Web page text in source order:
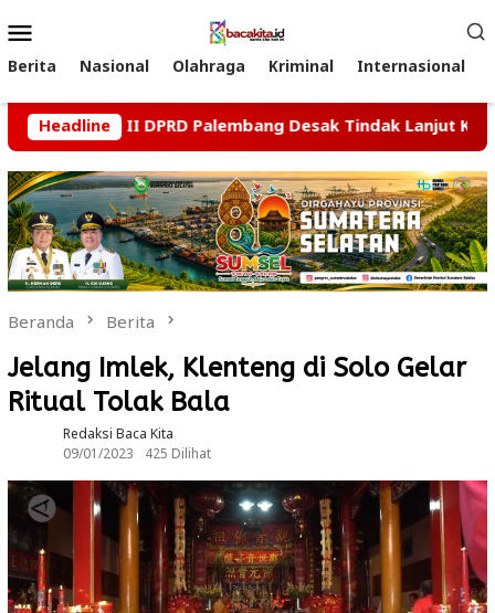
ke
kontenMobile
Berita Nasional Olahraga Kriminal Internasional
Headline
II DPRD Palembang Desak Tindak Lanjut Kasus
Beranda Berita
Jelang Imlek, Klenteng di Solo Gelar
Ritual Tolak Bala
Redaksi Baca Kita
09/01/2023
425 Dilihat